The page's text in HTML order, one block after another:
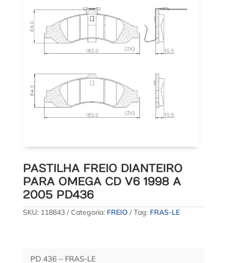
PASTILHA FREIO DIANTEIRO
PARA OMEGA CD V6 1998 A
2005 PD436
SKU: 118843 Categoria: FREIO Tag: FRAS-LE
PD 436 – FRAS-LE